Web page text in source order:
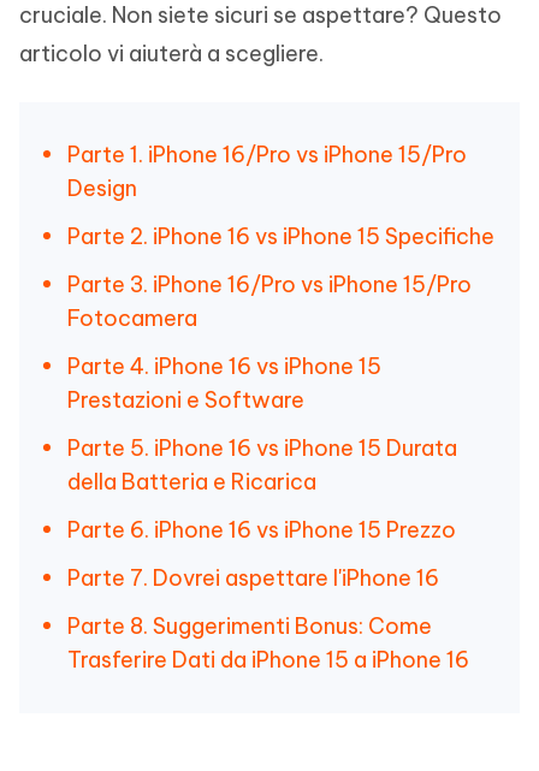
cruciale. Non siete sicuri se aspettare? Questo
articolo vi aiuterà a scegliere.
Parte 1. iPhone 16/Pro vs iPhone 15/Pro
Design
Parte 2. iPhone 16 vs iPhone 15 Specifiche
Parte 3. iPhone 16/Pro vs iPhone 15/Pro
Fotocamera
Parte 4. iPhone 16 vs iPhone 15
Prestazioni e Software
Parte 5. iPhone 16 vs iPhone 15 Durata
della Batteria e Ricarica
Parte 6. iPhone 16 vs iPhone 15 Prezzo
Parte 7. Dovrei aspettare l'iPhone 16
Parte 8. Suggerimenti Bonus: Come
Trasferire Dati da iPhone 15 a iPhone 16